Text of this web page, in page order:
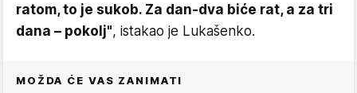
ratom, to je sukob. Za dan-dva biće rat, a za tri
dana – pokolj", istakao je Lukašenko.
MOŽDA ĆE VAS ZANIMATI